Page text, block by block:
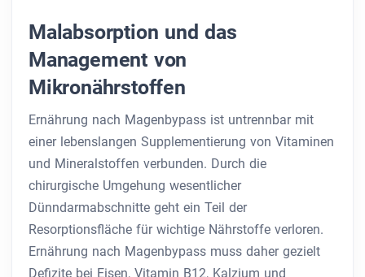
Malabsorption und das
Management von
Mikronährstoffen
Ernährung nach Magenbypass ist untrennbar mit
einer lebenslangen Supplementierung von Vitaminen
und Mineralstoffen verbunden. Durch die
chirurgische Umgehung wesentlicher
Dünndarmabschnitte geht ein Teil der
Resorptionsfläche für wichtige Nährstoffe verloren.
Ernährung nach Magenbypass muss daher gezielt
Defizite bei Eisen, Vitamin B12, Kalzium und